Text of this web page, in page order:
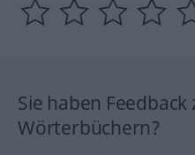
Sie haben
Wörterbüchern?